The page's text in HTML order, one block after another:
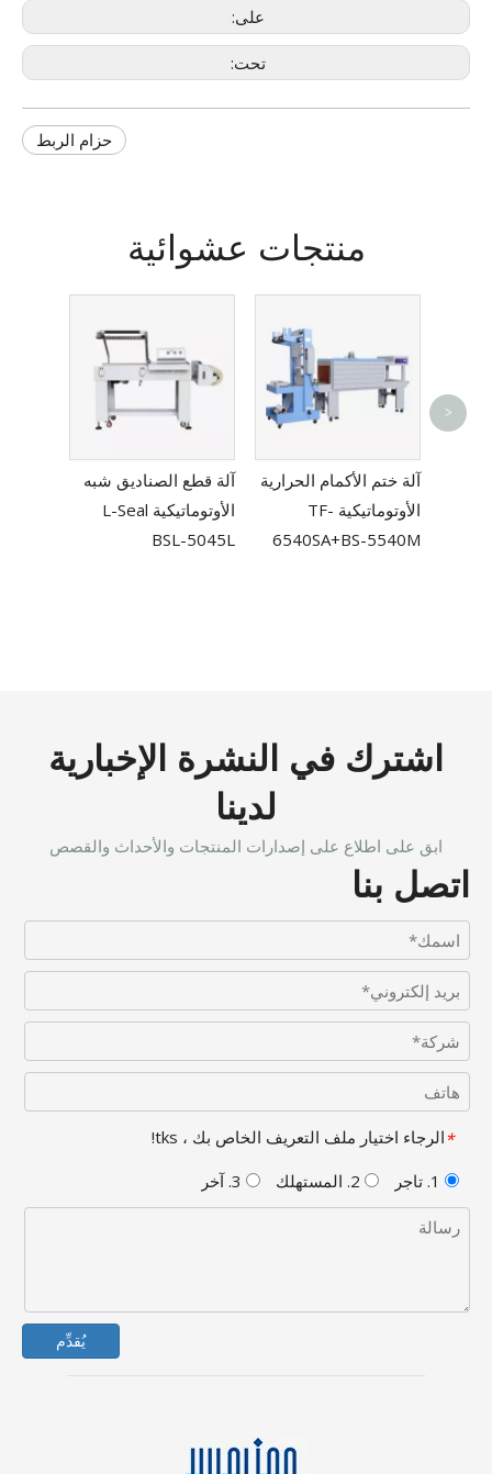
على:
تحت:
حزام الربط
منتجات عشوائية
آلة قطع الصناديق شبه
الأوتوماتيكية L-Seal
BSL-5045L
آلة ختم الأكمام الحرارية
الأوتوماتيكية TF-
6540SA+BS-5540M
>
اشترك في النشرة الإخبارية
لدينا
ابق على اطلاع على إصدارات المنتجات والأحداث والقصص
اتصل بنا
*الرجاء اختيار ملف التعريف الخاص بك ، tks!
يُقدِّم